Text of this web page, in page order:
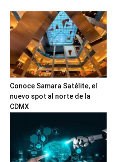
Conoce Samara Satélite, el
nuevo spot al norte de la
CDMX